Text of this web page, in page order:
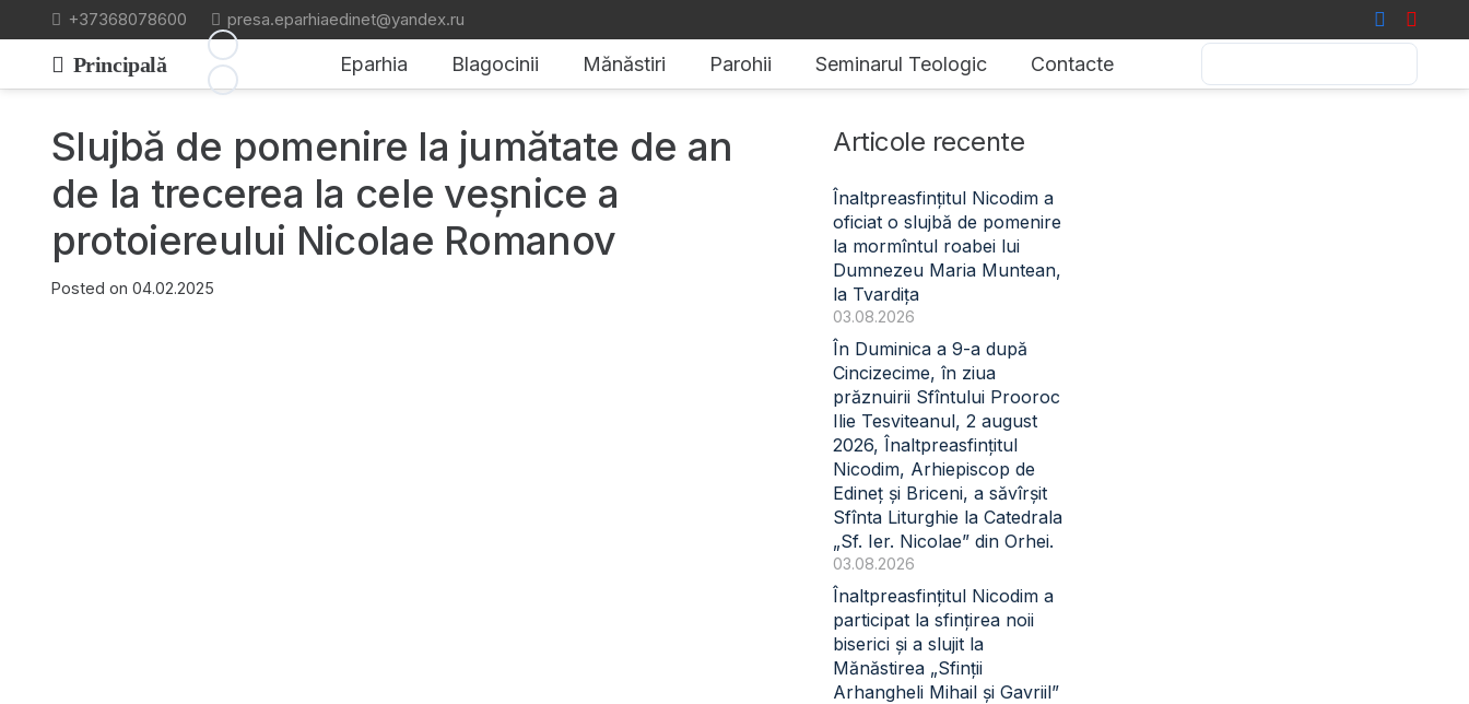
+37368078600 presa.eparhiaedinet@yandex.ru
Principală Eparhia Blagocinii Mănăstiri Parohii Seminarul Teologic Contacte
Slujbă de pomenire la jumătate de an
de la trecerea la cele veșnice a
protoiereului Nicolae Romanov
Posted on 04.02.2025
Articole recente
Înaltpreasfințitul Nicodim a
oficiat o slujbă de pomenire
la mormîntul roabei lui
Dumnezeu Maria Muntean,
la Tvardița
03.08.2026
În Duminica a 9-a după
Cincizecime, în ziua
prăznuirii Sfîntului Prooroc
Ilie Tesviteanul, 2 august
2026, Înaltpreasfințitul
Nicodim, Arhiepiscop de
Edineț și Briceni, a săvîrșit
Sfînta Liturghie la Catedrala
„Sf. Ier. Nicolae” din Orhei.
03.08.2026
Înaltpreasfințitul Nicodim a
participat la sfințirea noii
biserici și a slujit la
Mănăstirea „Sfinții
Arhangheli Mihail și Gavriil”